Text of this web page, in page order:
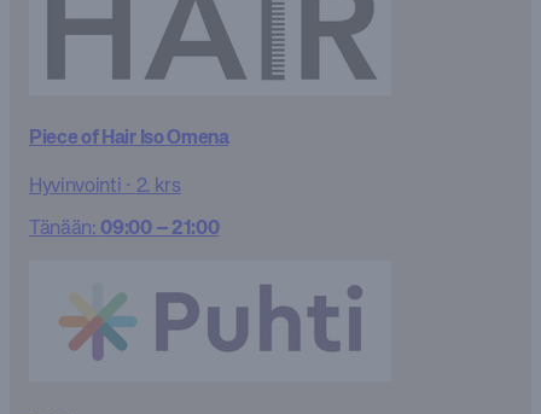
Piece of Hair Iso Omena
Hyvinvointi · 2. krs
Tänään: 09:00 – 21:00